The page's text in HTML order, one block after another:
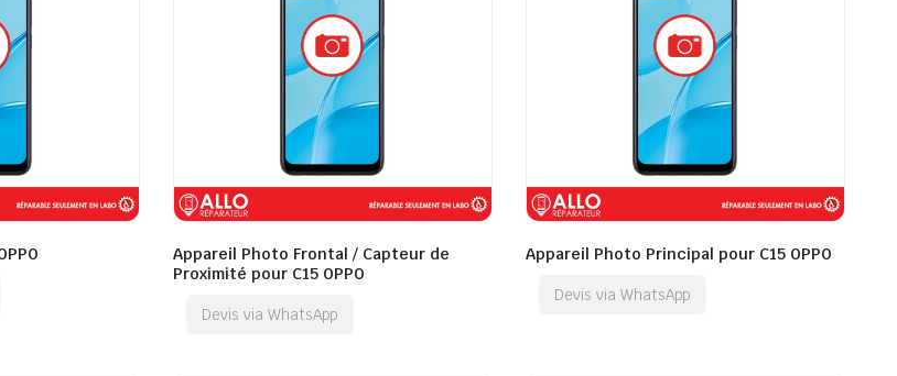
Appareil Photo Frontal / Capteur de
Proximité pour C15 OPPO
Devis via WhatsApp
Appareil Photo Principal pour C15 OPPO
Devis via WhatsApp